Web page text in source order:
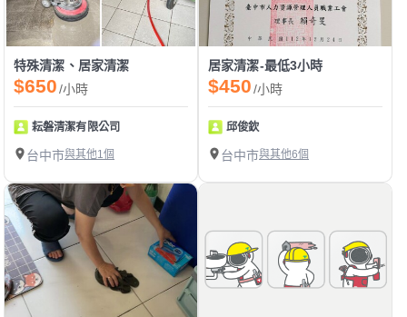
特殊清潔、居家清潔
$650/小時
耘磐清潔有限公司
台中市與其他1個
居家清潔-最低3小時
$450/小時
邱俊欽
台中市與其他6個